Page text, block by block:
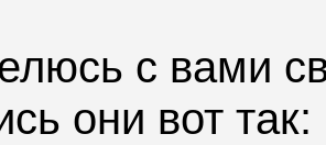
с вами
они вот так: